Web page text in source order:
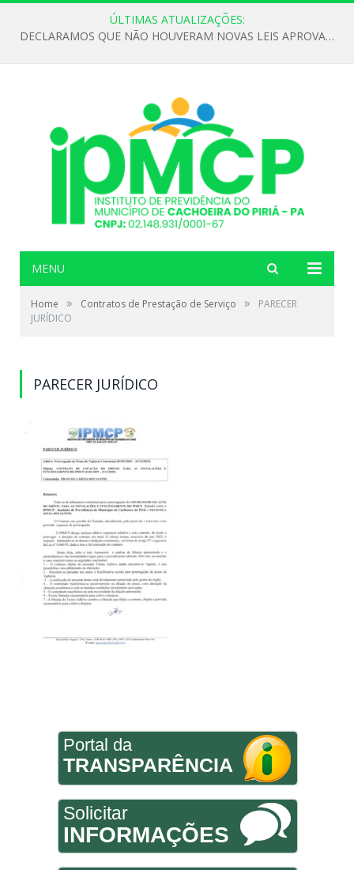
ÚLTIMAS ATUALIZAÇÕES:
DECLARAMOS QUE NÃO HOUVERAM NOVAS LEIS APROVADAS ATÉ O MOMENTO PARA O INSTITUTO DE PREVIDÊNCIA NO ANO DE 2026
MENU
Home » Contratos de Prestação de Serviço »
PARECER
JURÍDICO
PARECER JURÍDICO
Portal da
TRANSPARÊNCIA
Solicitar
INFORMAÇÕES